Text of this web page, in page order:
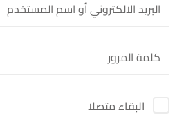
البقاء متصلا